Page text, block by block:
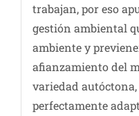
trabajan, por eso
gestión ambiental
ambiente y
afianzamiento del
variedad autóctona,
perfectamente